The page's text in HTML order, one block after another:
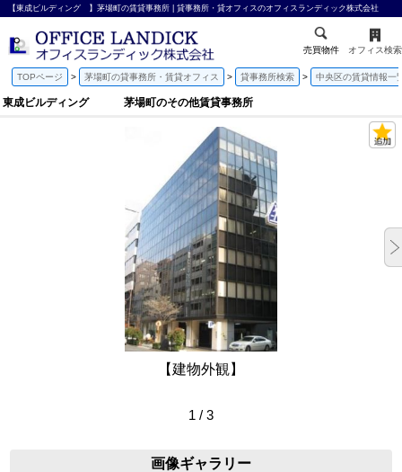
【東成ビルディング 】茅場町の賃貸事務所 | 貸事務所・貸オフィスのオフィスランディック株式会社
売買物件 オフィス検索
TOPページ 茅場町の貸事務所・賃貸オフィス 貸事務所検索 中央区の賃貸情報一
東成ビルディング 茅場町のその他賃貸事務所
【建物外観】
1 / 3
画像ギャラリー